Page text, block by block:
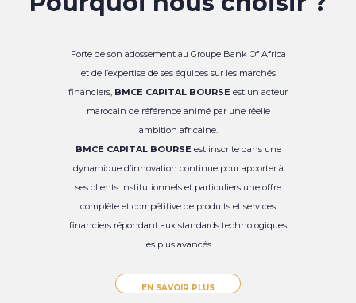
Forte de son adossement au Groupe Bank Of Africa
et de l’expertise de ses équipes sur les marchés
financiers, BMCE CAPITAL BOURSE est un acteur
marocain de référence animé par une réelle
ambition africaine.
BMCE CAPITAL BOURSEest inscrite dans une
dynamique d’innovation continue pour apporter à
ses clients institutionnels et particuliers une offre
complète et compétitive de produits et services
financiers répondant aux standards technologiques
les plus avancés.
EN SAVOIR PLUS